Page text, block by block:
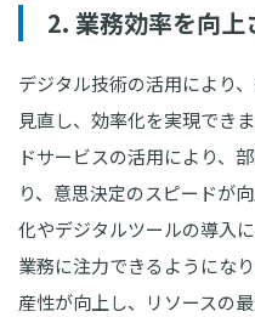
2. 業務効率を向上
デジタル技術の活用により
見直し、効率化を実現でき
ドサービスの活用により、
り、意思決定のスピードが
化やデジタルツールの導入
業務に注力できるようにな
産性が向上し、リソースの